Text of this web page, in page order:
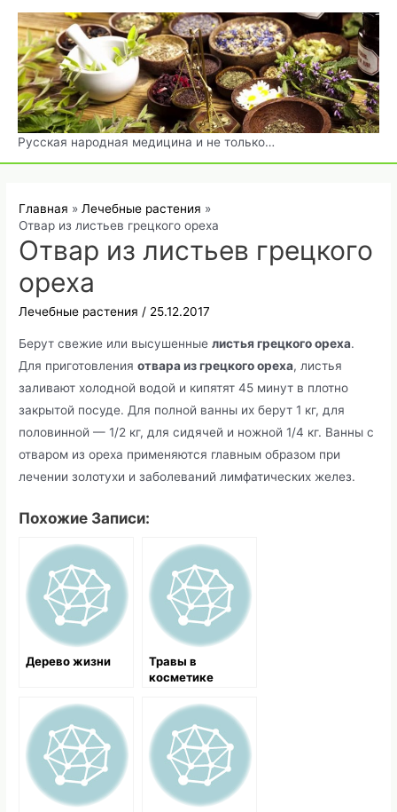
Перейти
содержимому
Русская народная медицина и не только…
Главная
Лечебные растения
Отвар из листьев грецкого ореха
Отвар из листьев грецкого
ореха
Лечебные растения / 25.12.2017
Берут свежие или высушенныелистья грецкого ореха.
Для приготовленияотвара из грецкого ореха, листья
заливают холодной водой и кипятят 45 минут в плотно
закрытой посуде. Для полной ванны их берут 1 кг, для
половинной — 1/2 кг, для сидячей и ножной 1/4 кг. Ванны с
отваром из ореха применяются главным образом при
лечении золотухи и заболеваний лимфатических желез.
Похожие Записи:
Дерево жизни
Травы в
косметике